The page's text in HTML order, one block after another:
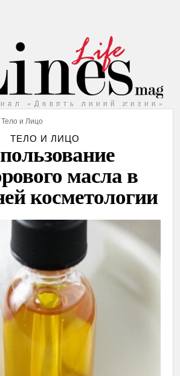
«Девять линий жизни»
и Лицо
ТЕЛО И ЛИЦО
масла в
косметологии